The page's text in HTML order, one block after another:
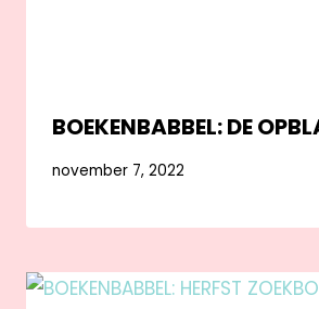
BOEKENBABBEL: DE
november 7, 2022